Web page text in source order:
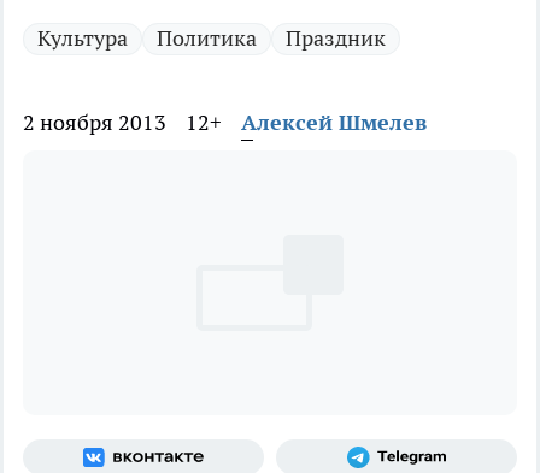
Культура Политика Праздник
2 ноября 2013 12+ Алексей Шмелев